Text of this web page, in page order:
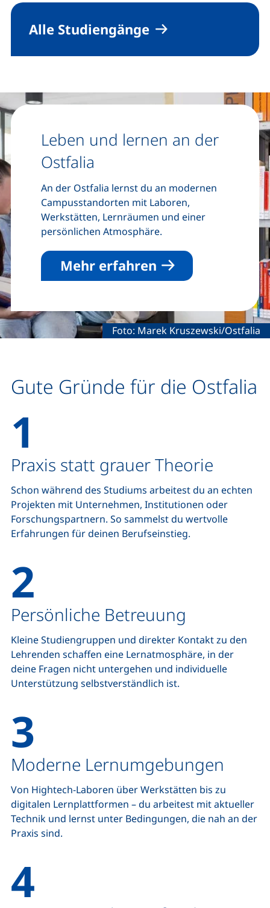
Alle Studiengänge
Leben und lernen an der
Ostfalia
An der Ostfalia lernst du an modernen
Campusstandorten mit Laboren,
Werkstätten, Lernräumen und einer
persönlichen Atmosphäre.
Mehr erfahren
Rechtliche Information zum
Foto: Marek Kruszewski/Ostfalia
Gute Gründe für die Ostfalia
1
Praxis statt grauer Theorie
Schon während des Studiums arbeitest du an echten
Projekten mit Unternehmen, Institutionen oder
Forschungspartnern. So sammelst du wertvolle
Erfahrungen für deinen Berufseinstieg.
2
Persönliche Betreuung
Kleine Studiengruppen und direkter Kontakt zu den
Lehrenden schaffen eine Lernatmosphäre, in der
deine Fragen nicht untergehen und individuelle
Unterstützung selbstverständlich ist.
3
Moderne Lernumgebungen
Von Hightech-Laboren über Werkstätten bis zu
digitalen Lernplattformen – du arbeitest mit aktueller
Technik und lernst unter Bedingungen, die nah an der
Praxis sind.
4